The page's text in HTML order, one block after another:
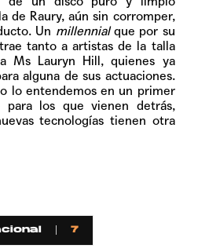
de Raury, aún sin corromper,
Un millennialque por su
tanto a artistas de la talla
Ms Lauryn Hill, quienes ya
alguna de sus actuaciones.
lo entendemos en un primer
para los que vienen detrás,
tecnologías tienen otra
7